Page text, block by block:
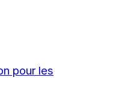
pour les